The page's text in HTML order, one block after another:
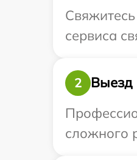
сервиса
2
Выезд
сложного